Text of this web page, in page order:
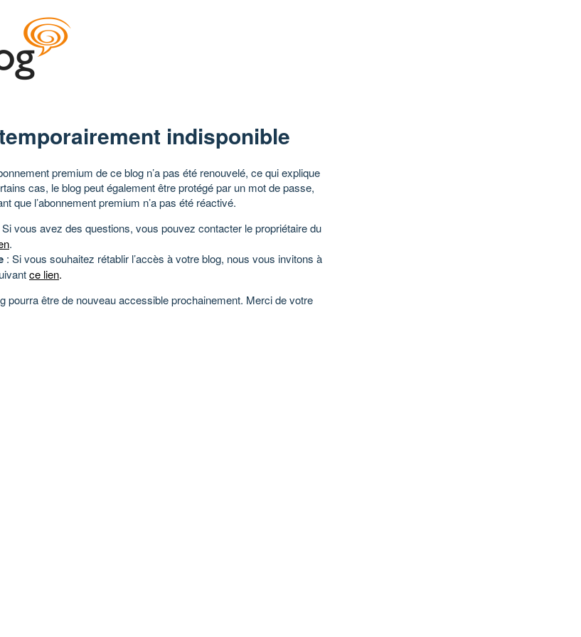
indisponible
premium de ce blog n’a pas été renouvelé, ce qui explique
cas, le blog peut également être protégé par un mot de passe,
que l’abonnement premium n’a pas été réactivé.
Si vous avez des questions, vous pouvez contacter le propriétaire du
.
: Si vous souhaitez rétablir l’accès à votre blog, nous vous invitons à
ce lien.
pourra être de nouveau accessible prochainement. Merci de votre